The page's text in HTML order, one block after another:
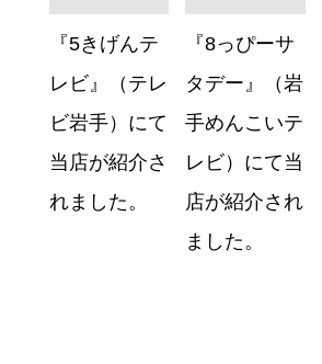
『5きげんテ
レビ』（テレ
ビ岩手）にて
当店が紹介さ
れました。
『8っぴーサ
タデー』（岩
手めんこいテ
レビ）にて当
店が紹介され
ました。